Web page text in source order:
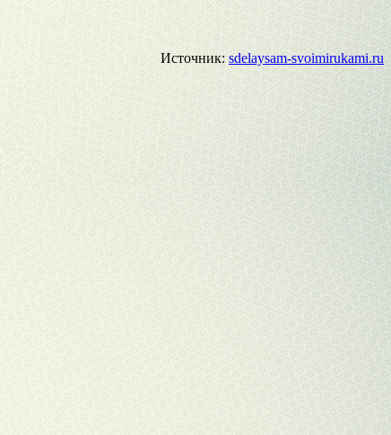
Источник: sdelaysam-svoimirukami.ru